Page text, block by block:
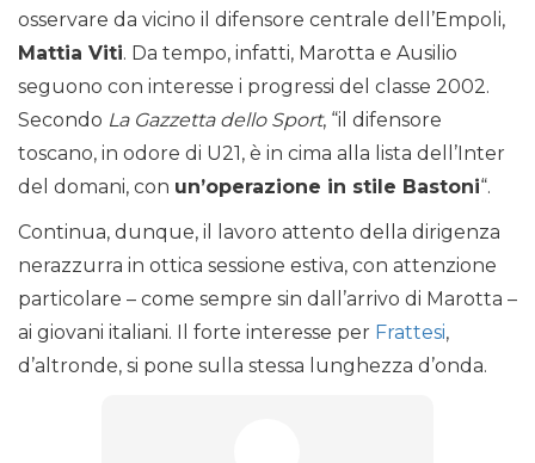
osservare da vicino il difensore centrale dell’Empoli,
Mattia Viti. Da tempo, infatti, Marotta e Ausilio
seguono con interesse i progressi del classe 2002.
Secondo La Gazzetta dello Sport, “il difensore
toscano, in odore di U21, è in cima alla lista dell’Inter
del domani, con un’operazione in stile Bastoni“.
Continua, dunque, il lavoro attento della dirigenza
nerazzurra in ottica sessione estiva, con attenzione
particolare – come sempre sin dall’arrivo di Marotta –
ai giovani italiani. Il forte interesse per Frattesi,
d’altronde, si pone sulla stessa lunghezza d’onda.